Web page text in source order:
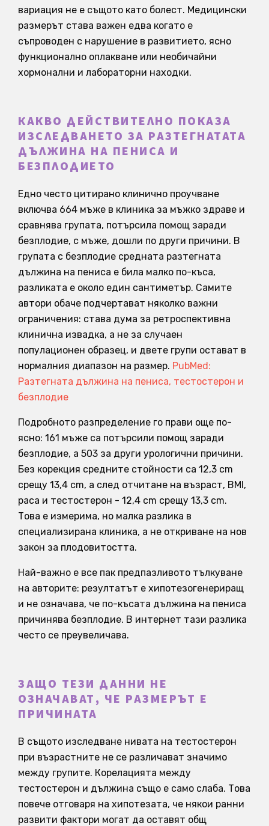
вариация не е същото като болест. Медицински
размерът става важен едва когато е
съпроводен с нарушение в развитието, ясно
функционално оплакване или необичайни
хормонални и лабораторни находки.
КАКВО ДЕЙСТВИТЕЛНО ПОКАЗА
ИЗСЛЕДВАНЕТО ЗА РАЗТЕГНАТАТА
ДЪЛЖИНА НА ПЕНИСА И
БЕЗПЛОДИЕТО
Едно често цитирано клинично проучване
включва 664 мъже в клиника за мъжко здраве и
сравнява групата, потърсила помощ заради
безплодие, с мъже, дошли по други причини. В
групата с безплодие средната разтегната
дължина на пениса е била малко по-къса,
разликата е около един сантиметър. Самите
автори обаче подчертават няколко важни
ограничения: става дума за ретроспективна
клинична извадка, а не за случаен
популационен образец, и двете групи остават в
нормалния диапазон на размер. PubMed:
Разтегната дължина на пениса, тестостерон и
безплодие
Подробното разпределение го прави още по-
ясно: 161 мъже са потърсили помощ заради
безплодие, а 503 за други урологични причини.
Без корекция средните стойности са 12,3 cm
срещу 13,4 cm, а след отчитане на възраст, BMI,
раса и тестостерон - 12,4 cm срещу 13,3 cm.
Това е измерима, но малка разлика в
специализирана клиника, а не откриване на нов
закон за плодовитостта.
Най-важно е все пак предпазливото тълкуване
на авторите: резултатът е хипотезогенериращ
и не означава, че по-късата дължина на пениса
причинява безплодие. В интернет тази разлика
често се преувеличава.
ЗАЩО ТЕЗИ ДАННИ НЕ
ОЗНАЧАВАТ, ЧЕ РАЗМЕРЪТ Е
ПРИЧИНАТА
В същото изследване нивата на тестостерон
при възрастните не се различават значимо
между групите. Корелацията между
тестостерон и дължина също е само слаба. Това
повече отговаря на хипотезата, че някои ранни
развити фактори могат да оставят общ